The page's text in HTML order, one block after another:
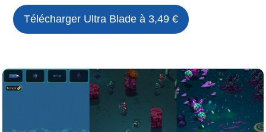
Télécharger Ultra Blade à 3,49 €